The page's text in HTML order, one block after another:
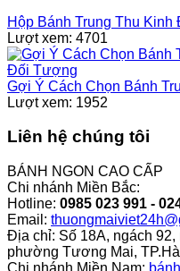
Hộp Bánh Trung Thu
Lượt xem: 4701
Gợi Ý Cách Chọn Bánh
Lượt xem: 1952
Liên hệ chúng tôi
BÁNH NGON CAO CẤP
Chi nhánh Miền Bắc:
Hotline: 0985 023 991 -
Email:
Địa chỉ: Số 18A, ngách
phường Tương Mai,
Chi nhánh Miền Nam: